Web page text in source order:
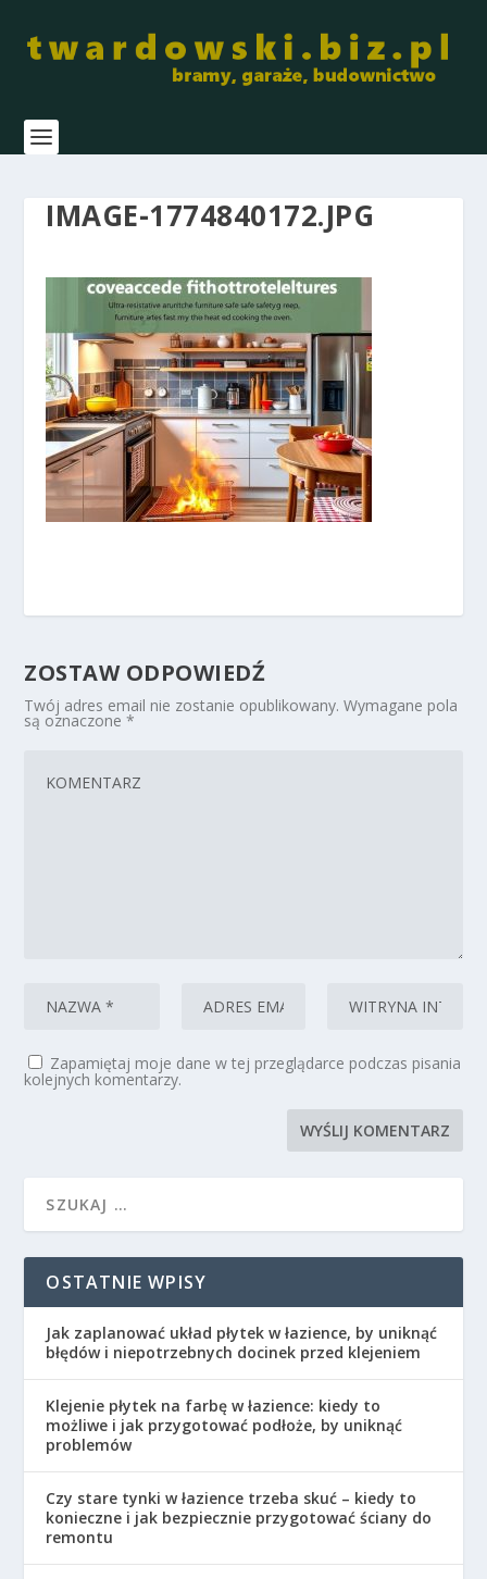
IMAGE-1774840172.JPG
ZOSTAW ODPOWIEDŹ
Twój adres email nie zostanie opublikowany. Wymagane pola
są oznaczone*
Zapamiętaj moje dane w tej przeglądarce podczas pisania
kolejnych komentarzy.
OSTATNIE WPISY
Jak zaplanować układ płytek w łazience, by uniknąć
błędów i niepotrzebnych docinek przed klejeniem
Klejenie płytek na farbę w łazience: kiedy to
możliwe i jak przygotować podłoże, by uniknąć
problemów
Czy stare tynki w łazience trzeba skuć – kiedy to
konieczne i jak bezpiecznie przygotować ściany do
remontu